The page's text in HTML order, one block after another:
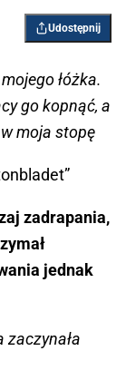
Udostępnij
łóżka.
go kopnąć, a
w moja stopę
zadrapania,
jednak
zaczynała